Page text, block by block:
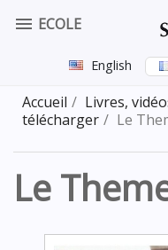
 ECOLE
English
Accueil Livres,
télécharger
Le
Le